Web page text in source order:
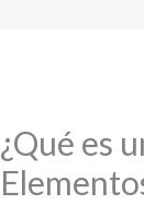
¿Qué es